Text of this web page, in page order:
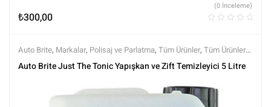
₺300,00
(0 İnceleme)
Auto Brite, Markalar, Polisaj ve Parlatma, Tüm Ürünler, Tüm Ürünler,
Yüzey Temizleyici ve Arındırıcılar,Yüzey Temizleyiciler
Auto Brite Just The Tonic Yapışkan ve Zift Temizleyici 5 Litre